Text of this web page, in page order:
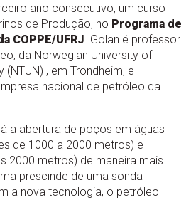
ano consecutivo, um curso
de Produção, no Programa de
COPPE/UFRJ. Golan é professor
da Norwegian University of
, em Trondheim, e
nacional de petróleo da
a abertura de poços em águas
de 1000 a 2000 metros) e
2000 metros) de maneira mais
prescinde de uma sonda
a nova tecnologia, o petróleo